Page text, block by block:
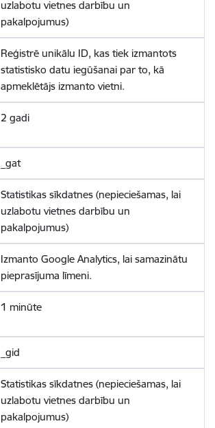
uzlabotu vietnes darbību un
pakalpojumus)
Reģistrē unikālu ID, kas tiek izmantots
statistisko datu iegūšanai par to, kā
apmeklētājs izmanto vietni.
2 gadi
_gat
Statistikas sīkdatnes (nepieciešamas, lai
uzlabotu vietnes darbību un
pakalpojumus)
Izmanto Google Analytics, lai samazinātu
pieprasījuma līmeni.
1 minūte
_gid
Statistikas sīkdatnes (nepieciešamas, lai
uzlabotu vietnes darbību un
pakalpojumus)